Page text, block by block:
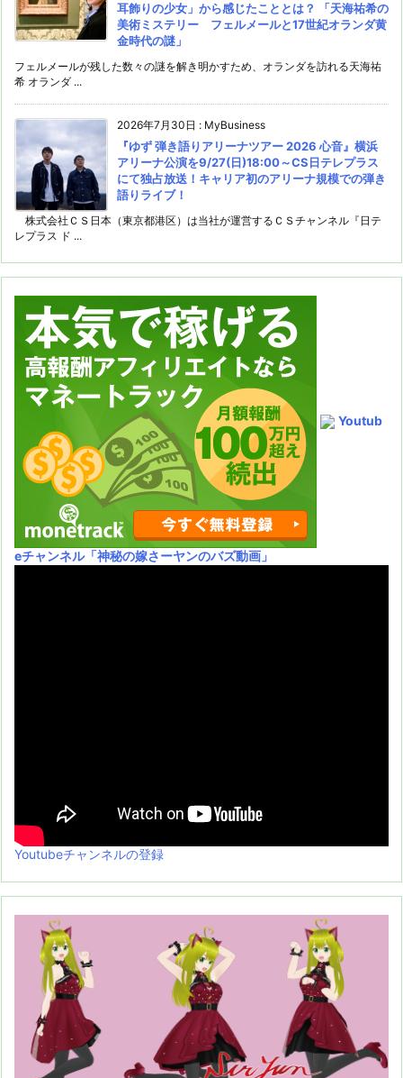
耳飾りの少女」から感じたこととは？ 「天海祐希の
美術ミステリー フェルメールと17世紀オランダ黄
金時代の謎」
フェルメールが残した数々の謎を解き明かすため、オランダを訪れる天海祐
希 オランダ ...
2026年7月30日 : MyBusiness
『ゆず 弾き語りアリーナツアー 2026 心音』横浜
アリーナ公演を9/27(日)18:00～CS日テレプラス
にて独占放送！キャリア初のアリーナ規模での弾き
語りライブ！
株式会社ＣＳ日本（東京都港区）は当社が運営するＣＳチャンネル『日テ
レプラス ド ...
Youtub
eチャンネル「神秘の嫁さーヤンのバズ動画」
Youtubeチャンネルの登録